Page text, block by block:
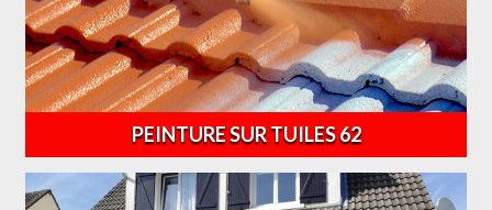
PEINTURE SUR TUILES 62